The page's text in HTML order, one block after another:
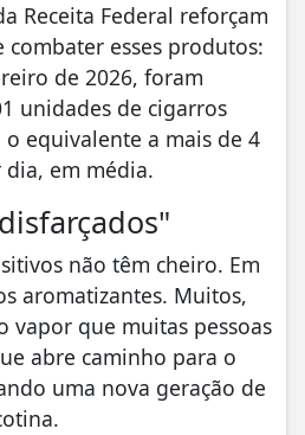
Receita Federal reforçam
combater esses produtos:
de 2026, foram
unidades de cigarros
equivalente a mais de 4
em média.
não têm cheiro. Em
aromatizantes. Muitos,
vapor que muitas pessoas
abre caminho para o
uma nova geração de